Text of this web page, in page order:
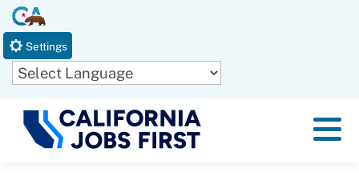
Content
CA.gov
Settings
Menu